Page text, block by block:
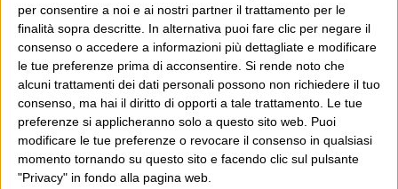
per consentire a noi e ai nostri partner il trattamento per le
finalità sopra descritte. In alternativa puoi fare clic per negare il
consenso o accedere a informazioni più dettagliate e modificare
le tue preferenze prima di acconsentire. Si rende noto che
alcuni trattamenti dei dati personali possono non richiedere il tuo
consenso, ma hai il diritto di opporti a tale trattamento. Le tue
preferenze si applicheranno solo a questo sito web. Puoi
modificare le tue preferenze o revocare il consenso in qualsiasi
momento tornando su questo sito e facendo clic sul pulsante
"Privacy" in fondo alla pagina web.
Caro Sofri, quanto ha ragione. Il
problema è aggravato dal fatto che
nel contempo non si danno le notizie
vere e importanti. Per esempio: da
circa 15 giorni è interrotta la
Superstrada 36 Lecco-Colico e ciò
provoca ingorghi e disagi. Chi ne sta